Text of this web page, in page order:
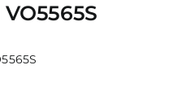
VO5565S